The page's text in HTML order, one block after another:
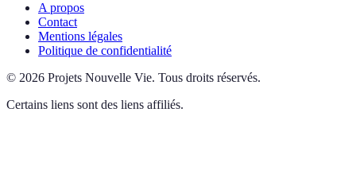
A propos
Contact
Mentions légales
Politique de confidentialité
© 2026 Projets Nouvelle Vie. Tous droits réservés.
Certains liens sont des liens affiliés.